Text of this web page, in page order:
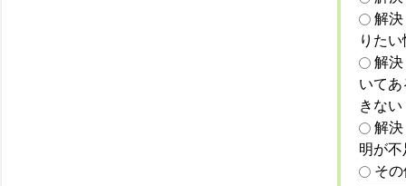
解
りた
解
いて
きない
解
明が
そ